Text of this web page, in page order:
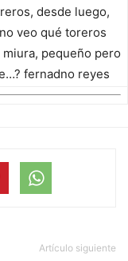
desde luego,
veo qué toreros
pequeño pero
fernadno reyes
Artículo siguiente